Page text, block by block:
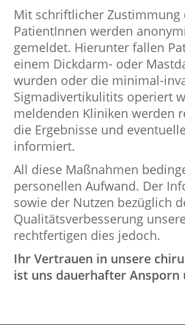
Mit schriftlicher Zustimmung
PatientInnen werden
gemeldet. Hierunter fallen
einem Dickdarm- oder
wurden oder die minimal-
Sigmadivertikulitits operiert
meldenden Kliniken werden
die Ergebnisse und
informiert.
All diese Maßnahmen
personellen Aufwand. Der
sowie der Nutzen bezüglich
Qualitätsverbesserung
rechtfertigen dies jedoch.
Ihr Vertrauen in unsere
ist uns dauerhafter Ansporn